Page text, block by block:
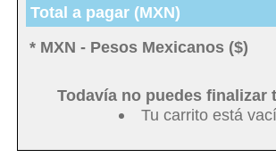
Total a pagar (MXN)
* MXN - Pesos Mexicanos ($)
Todavía no puedes finalizar
Tu carrito está